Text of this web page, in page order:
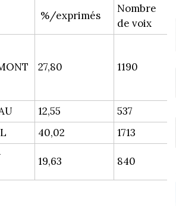
%/exprimés
Nombre
de voix
27,80 1190
12,55
537
40,02
1713
19,63 840